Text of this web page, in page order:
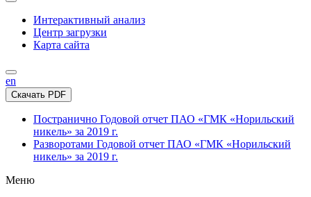
Интерактивный анализ
Центр загрузки
Карта сайта
en
Скачать PDF
Постранично Годовой отчет ПАО «ГМК «Норильский
никель» за 2019 г.
Разворотами Годовой отчет ПАО «ГМК «Норильский
никель» за 2019 г.
Меню